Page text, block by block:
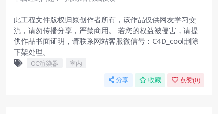
此工程文件版权归原创作者所有，该作品仅供网友学习交
流，请勿传播分享，严禁商用。 若您的权益被侵害，请提
供作品书面证明，请联系网站客服微信号：C4D_cool删除
下架处理。
OC渲染器 室内
分享 收藏 点赞(0)